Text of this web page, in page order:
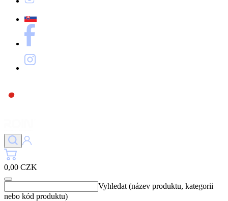
0,00 CZK
Vyhledat (název produktu, kategorii
nebo kód produktu)